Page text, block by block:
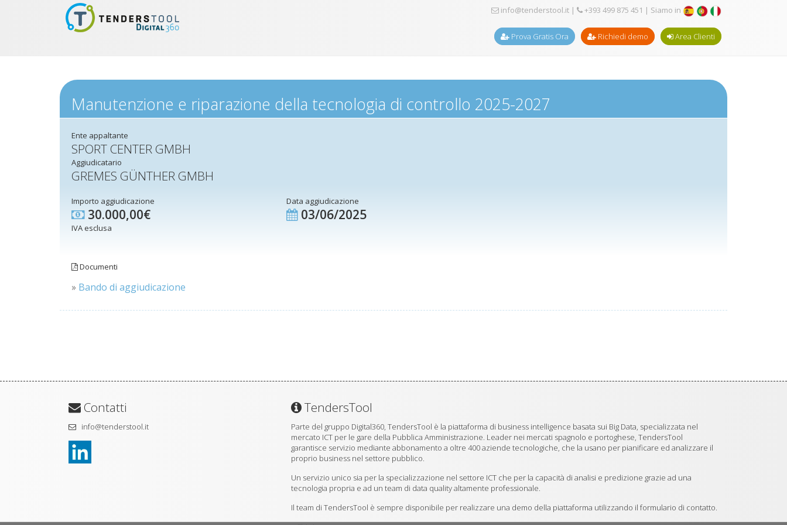
info@tenderstool.it | +393 499 875 451 | Siamo in
Prova Gratis Ora Richiedi demo Area Clienti
Manutenzione e riparazione della tecnologia di controllo 2025-2027
Ente appaltante
SPORT CENTER GMBH
Aggiudicatario
GREMES GÜNTHER GMBH
Importo aggiudicazione
30.000,00€
IVA esclusa
Data aggiudicazione
03/06/2025
Documenti
» Bando di aggiudicazione
Contatti
info@tenderstool.it
TendersTool
Parte del gruppo Digital360, TendersTool è la piattaforma di business intelligence basata sui Big Data, specializzata nel
mercato ICT per le gare della Pubblica Amministrazione. Leader nei mercati spagnolo e portoghese, TendersTool
garantisce servizio mediante abbonamento a oltre 400 aziende tecnologiche, che la usano per pianificare ed analizzare il
proprio business nel settore pubblico.
Un servizio unico sia per la specializzazione nel settore ICT che per la capacità di analisi e predizione grazie ad una
tecnologia propria e ad un team di data quality altamente professionale.
Il team di TendersTool è sempre disponibile per realizzare una demo della piattaforma utilizzando il formulario di contatto.